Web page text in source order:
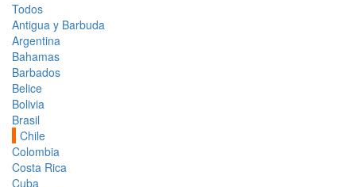
Todos
Antigua y Barbuda
Argentina
Bahamas
Barbados
Belice
Bolivia
Brasil
Chile
Colombia
Costa Rica
Cuba